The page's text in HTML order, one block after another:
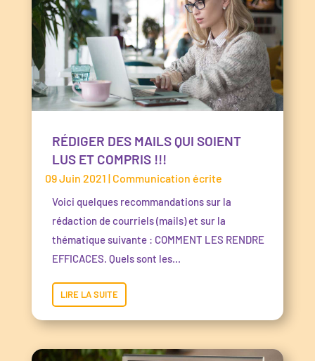
RÉDIGER DES MAILS QUI SOIENT
LUS ET COMPRIS !!!
09 Juin 2021 | Communication écrite
Voici quelques recommandations sur la
rédaction de courriels (mails) et sur la
thématique suivante : COMMENT LES RENDRE
EFFICACES. Quels sont les...
LIRE LA SUITE